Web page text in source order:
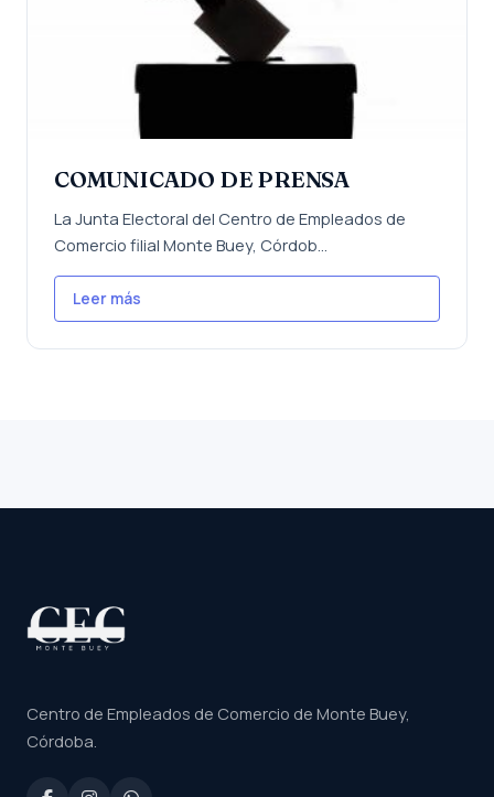
COMUNICADO DE PRENSA
La Junta Electoral del Centro de Empleados de
Comercio filial Monte Buey, Córdob...
Leer más
Centro de Empleados de Comercio de Monte Buey,
Córdoba.